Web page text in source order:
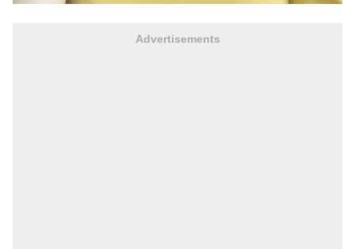
Advertisements